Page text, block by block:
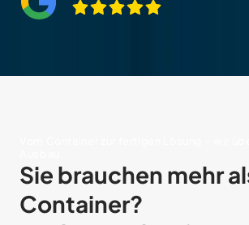
Sie brauchen mehr
Container?